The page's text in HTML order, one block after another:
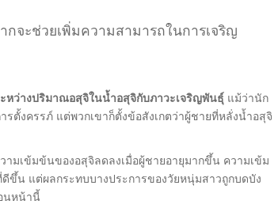
จะช่วยเพิ่มความสามารถในการเจริญ
หว่างปริมาณอสุจิในน้ำอสุจิกับภาวะเจริญพันธุ์ แม้ว่านัก
ตั้งครรภ์ แต่พวกเขาก็ตั้งข้อสังเกตว่าผู้ชายที่หลั่งน้ำอสุจิ
มเข้มข้นของอสุจิลดลงเมื่อผู้ชายอายุมากขึ้น ความเข้ม
น แต่ผลกระทบบางประการของวัยหนุ่มสาวถูกบดบัง
นหน้านี้